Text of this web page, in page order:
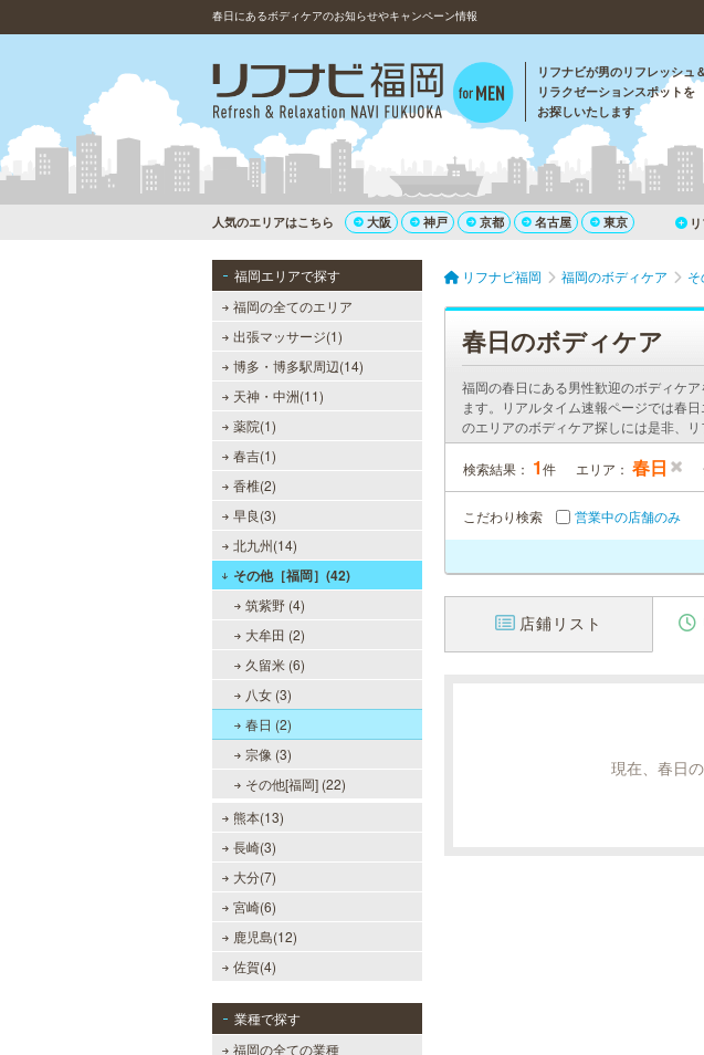
春日にあるボディケアのお知らせやキャンペーン情報
リフナビが男のリフレッシュ
リラクゼーションスポットを
お探しいたします
人気のエリアはこちら 大阪 神戸 京都 名古屋 東京
福岡エリアで探す
福岡の全てのエリア
出張マッサージ(1)
博多・博多駅周辺(14)
天神・中洲(11)
薬院(1)
春吉(1)
香椎(2)
早良(3)
北九州(14)
その他［福岡］(42)
筑紫野 (4)
大牟田 (2)
久留米 (6)
八女 (3)
春日 (2)
宗像 (3)
その他[福岡] (22)
熊本(13)
長崎(3)
大分(7)
宮崎(6)
鹿児島(12)
佐賀(4)
業種で探す
福岡の全ての業種
リフナビ福岡 福岡のボディケア
春日のボディケア
福岡の春日にある男性歓迎のボディケ
ます。リアルタイム速報ページでは春
のエリアのボディケア探しには是非、リ
検索結果： 1件 エリア： 春日
こだわり検索 営業中の店舗のみ
店鋪リスト
現在、春日